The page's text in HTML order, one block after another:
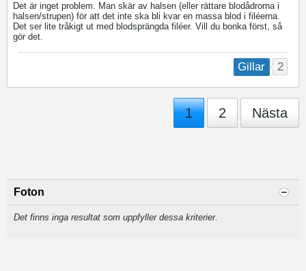
Det är inget problem. Man skär av halsen (eller rättare blodådrorna i
halsen/strupen) för att det inte ska bli kvar en massa blod i filéerna.
Det ser lite tråkigt ut med blodsprängda filéer. Vill du bonka först, så
gör det.
Gillar 2
1 2 Nästa
Foton
Det finns inga resultat som uppfyller dessa kriterier.